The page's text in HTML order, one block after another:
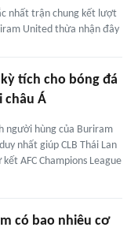
nhất trận chung kết lượt
United thừa nhận đây
tích cho bóng đá
châu Á
người hùng của Buriram
nhất giúp CLB Thái Lan
AFC Champions League
có bao nhiêu cơ